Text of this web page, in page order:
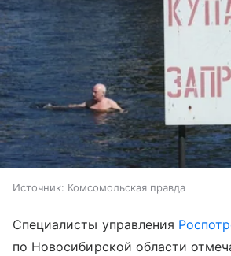
Источник: Комсомольская правда
Специалисты управления
по Новосибирской области